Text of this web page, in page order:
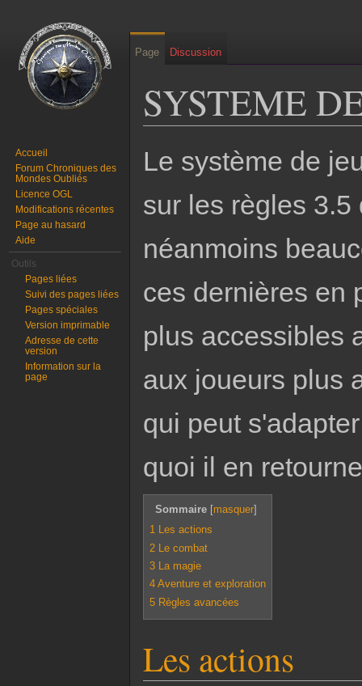
SYSTEME
Le système de
sur les règles
néanmoins
ces dernières en
plus accessibles
aux joueurs plus
qui peut
quoi il en
Sommaire masquer
1 Les actions
2
Le combat
3 La magie
4 Aventure et exploration
5 Règles avancées
Les actions
Page Discussion
Accueil
Forum Chroniques des
Mondes Oubliés
Licence OGL
Modifications récentes
Page au hasard
Aide
Outils
Pages liées
Suivi des pages liées
Pages spéciales
Version imprimable
Adresse de cette
version
Information sur la
page